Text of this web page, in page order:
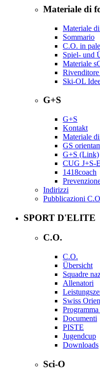
Materiale di
Materiale
Sommario
C.O. in
Spiel- und
Materiale
Ski-OL
G+S
G+S
Kontakt
Materiale
GS
G+S (Link)
CUG J+S-
1418coach
Indirizzi
Pubblicazioni
SPORT D'ELITE
C.O.
C.O.
Übersicht
Squadre
Allenatori
Swiss
Documenti
PISTE
Jugendcup
Downloads
Sci-O